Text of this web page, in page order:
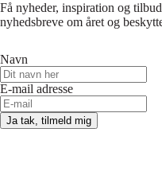
Få nyheder, inspiration og
nyhedsbreve om året og
Navn
E-mail adresse
Ja tak, tilmeld mig